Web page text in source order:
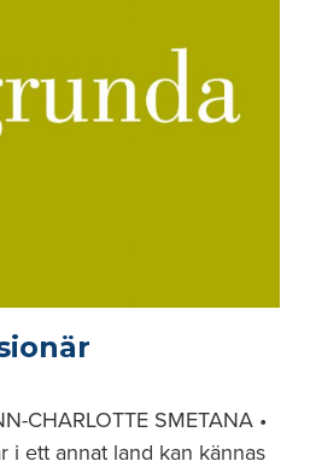
CHARLOTTE SMETANA •
i ett annat land kan kännas